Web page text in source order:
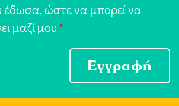
έδωσα, ώστε να μπορεί να
μαζί μου *
Εγγραφή